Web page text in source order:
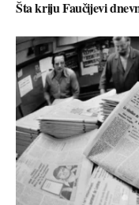
Šta kriju Faučijevi